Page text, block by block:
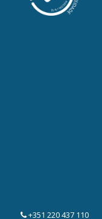
+351 220 437 110